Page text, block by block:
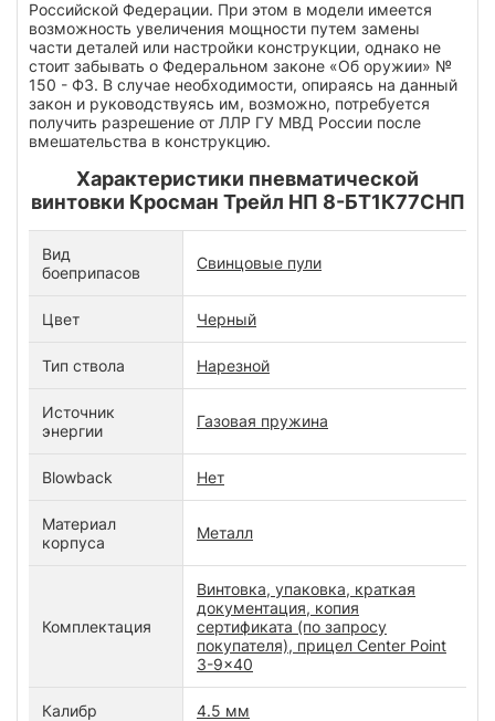
Российской Федерации. При этом в модели имеется
возможность увеличения мощности путем замены
части деталей или настройки конструкции, однако не
стоит забывать о Федеральном законе «Об оружии» №
150 - ФЗ. В случае необходимости, опираясь на данный
закон и руководствуясь им, возможно, потребуется
получить разрешение от ЛЛР ГУ МВД России после
вмешательства в конструкцию.
Характеристики пневматической
винтовки Кросман Трейл НП 8-БТ1К77СНП
Вид
боеприпасов
Свинцовые пули
Цвет Черный
Тип ствола Нарезной
Источник
энергии
Газовая пружина
Blowback Нет
Материал
корпуса
Металл
Комплектация
Винтовка, упаковка, краткая
документация, копия
сертификата (по запросу
покупателя), прицел Center Point
3-9x40
Калибр 4.5 мм